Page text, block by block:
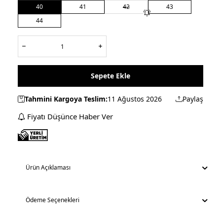
40 41 42
43
44
Sepete Ekle
Tahmini Kargoya Teslim:11 Ağustos 2026 Paylaş
Fiyatı Düşünce Haber Ver
Ürün Açıklaması
Ödeme Seçenekleri